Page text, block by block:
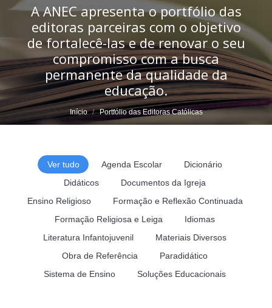
A ANEC apresenta o portfólio das
editoras parceiras com o objetivo
de fortalecê-las e de renovar o seu
compromisso com a busca
permanente da qualidade da
educação.
Você está aqui:
Início Portfólio das Editoras Católicas
Ver tudo Agenda Escolar
Dicionário
Didáticos
Documentos da Igreja
Ensino Religioso
Formação e Reflexão Continuada
Formação Religiosa e Leiga
Idiomas
Literatura Infantojuvenil
Materiais Diversos
Obra de Referência
Paradidático
Sistema de Ensino
Soluções Educacionais